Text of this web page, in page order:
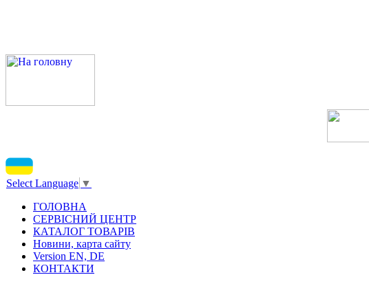
Select Language ▼
ГОЛОВНА
СЕРВІСНИЙ ЦЕНТР
КАТАЛОГ ТОВАРІВ
Новини, карта сайту
Version EN, DE
КОНТАКТИ